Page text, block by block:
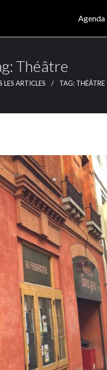
Agenda
Théâtre
LES ARTICLES TAG: THÉÂTRE